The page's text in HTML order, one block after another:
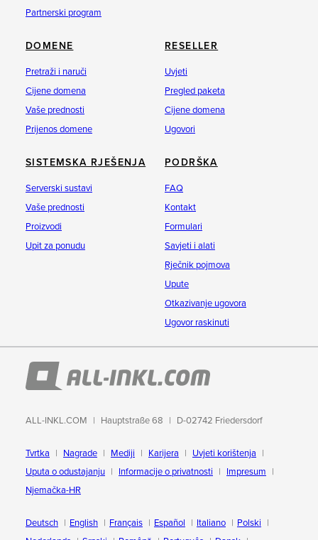
Partnerski program
DOMENE
Pretraži i naruči
Cijene domena
Vaše prednosti
Prijenos domene
RESELLER
Uvjeti
Pregled paketa
Cijene domena
Ugovori
SISTEMSKA RJEŠENJA
Serverski sustavi
Vaše prednosti
Proizvodi
Upit za ponudu
PODRŠKA
FAQ
Kontakt
Formulari
Savjeti i alati
Rječnik pojmova
Upute
Otkazivanje ugovora
Ugovor raskinuti
ALL-INKL.COM Hauptstraße 68 D-02742 Friedersdorf
Tvrtka Nagrade Mediji Karijera
Uvjeti korištenja
Uputa o odustajanju
Informacije o privatnosti
Impresum
Njemačka-HR
Deutsch English Français Español Italiano
Polski